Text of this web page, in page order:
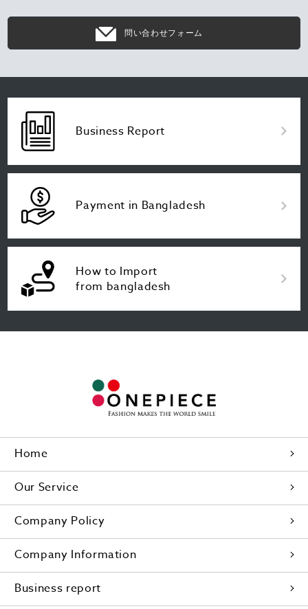
問い合わせフォーム
Business Report
Payment in Bangladesh
How to Import
from bangladesh
Home
Our Service
Company Policy
Company Information
Business report